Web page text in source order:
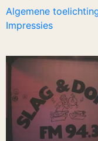
Algemene
Impressies